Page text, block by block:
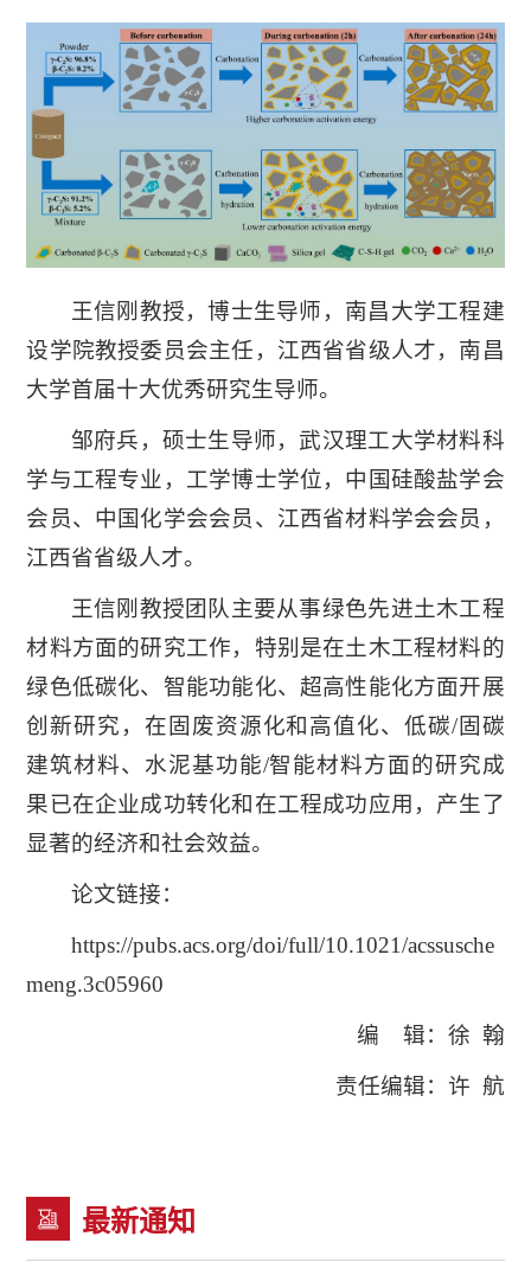
王信刚教授，博士生导师，南昌大学工程建
设学院教授委员会主任，江西省省级人才，南昌
大学首届十大优秀研究生导师。
邹府兵，硕士生导师，武汉理工大学材料科
学与工程专业，工学博士学位，中国硅酸盐学会
会员、中国化学会会员、江西省材料学会会员，
江西省省级人才。
王信刚教授团队主要从事绿色先进土木工程
材料方面的研究工作，特别是在土木工程材料的
绿色低碳化、智能功能化、超高性能化方面开展
创新研究，在固废资源化和高值化、低碳/固碳
建筑材料、水泥基功能/智能材料方面的研究成
果已在企业成功转化和在工程成功应用，产生了
显著的经济和社会效益。
论文链接：
https://pubs.acs.org/doi/full/10.1021/acssusche
meng.3c05960
编 辑：徐 翰
责任编辑：许 航
最新通知